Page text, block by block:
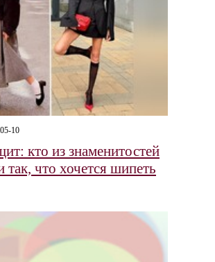
10
кто из знаменитостей
что хочется шипеть